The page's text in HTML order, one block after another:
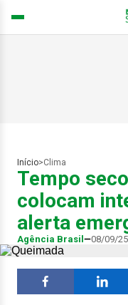
Início>Clima
Tempo
colocam
alerta
Agência Brasil 08/09/